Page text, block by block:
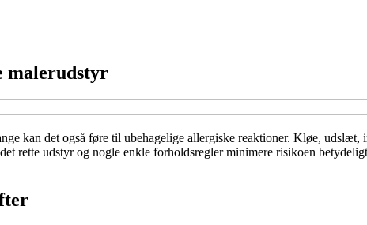
malerudstyr
kan det også føre til ubehagelige allergiske reaktioner. Kløe,
rette udstyr og nogle enkle forholdsregler minimere risikoen